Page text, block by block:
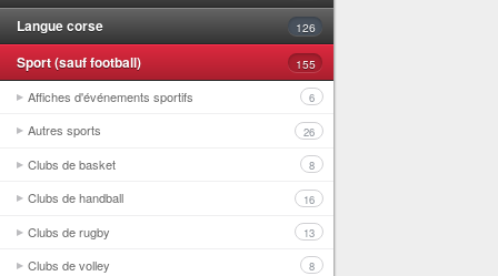
Langue corse 126
Sport (sauf football) 155
Affiches d'événements sportifs 6
Autres sports 26
Clubs de basket 8
Clubs de handball 16
Clubs de rugby 13
Clubs de volley 8